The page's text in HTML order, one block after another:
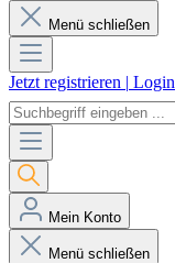
Menü schließen
Jetzt registrieren | Login
Mein Konto
Menü schließen